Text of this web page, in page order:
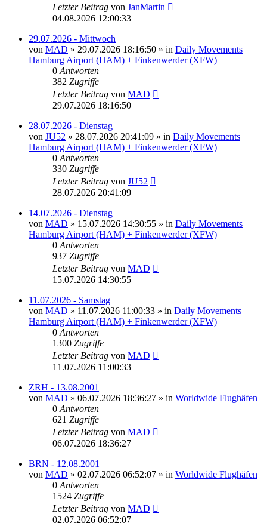
Letzter Beitrag von JanMartin
04.08.2026 12:00:33
29.07.2026 - Mittwoch
von MAD » 29.07.2026 18:16:50 » in Daily Movements
Hamburg Airport (HAM) + Finkenwerder (XFW)
0 Antworten
382 Zugriffe
Letzter Beitrag von MAD
29.07.2026 18:16:50
28.07.2026 - Dienstag
von JU52 » 28.07.2026 20:41:09 » in Daily Movements
Hamburg Airport (HAM) + Finkenwerder (XFW)
0 Antworten
330 Zugriffe
Letzter Beitrag von JU52
28.07.2026 20:41:09
14.07.2026 - Dienstag
von MAD » 15.07.2026 14:30:55 » in Daily Movements
Hamburg Airport (HAM) + Finkenwerder (XFW)
0 Antworten
937 Zugriffe
Letzter Beitrag von MAD
15.07.2026 14:30:55
11.07.2026 - Samstag
von MAD » 11.07.2026 11:00:33 » in Daily Movements
Hamburg Airport (HAM) + Finkenwerder (XFW)
0 Antworten
1300 Zugriffe
Letzter Beitrag von MAD
11.07.2026 11:00:33
ZRH - 13.08.2001
von MAD » 06.07.2026 18:36:27 » in Worldwide Flughäfen
0 Antworten
621 Zugriffe
Letzter Beitrag von MAD
06.07.2026 18:36:27
BRN - 12.08.2001
von MAD » 02.07.2026 06:52:07 » in Worldwide Flughäfen
0 Antworten
1524 Zugriffe
Letzter Beitrag von MAD
02.07.2026 06:52:07